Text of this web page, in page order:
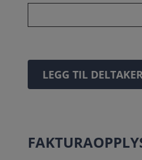
LEGG TIL